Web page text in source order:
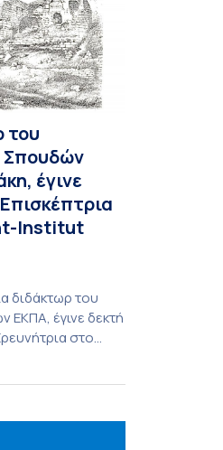
του
Σπουδών
έγινε
Institut
διδάκτωρ του
έγινε δεκτή
στο